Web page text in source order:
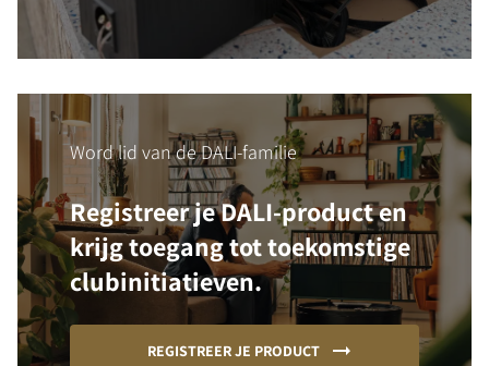
Word lid van de DALI-familie
Registreer je DALI-product en
krijg toegang tot toekomstige
clubinitiatieven.
REGISTREER JE PRODUCT